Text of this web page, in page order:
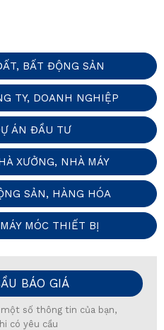
BẤT ĐỘNG SẢN
TY, DOANH NGHIỆP
ÁN ĐẦU TƯ
XƯỞNG, NHÀ MÁY
SẢN, HÀNG HÓA
MÓC THIẾT BỊ
BÁO GIÁ
số thông tin của bạn,
có yêu cầu